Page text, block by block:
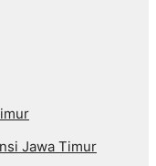
Jawa Timur